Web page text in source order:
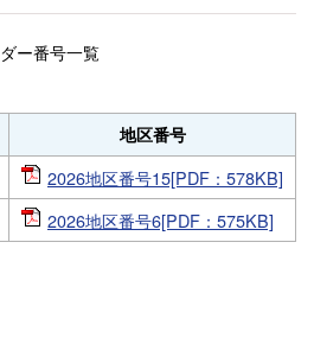
ー番号一覧
地区番号
2026地区番号15[PDF：578KB]
2026地区番号6[PDF：575KB]